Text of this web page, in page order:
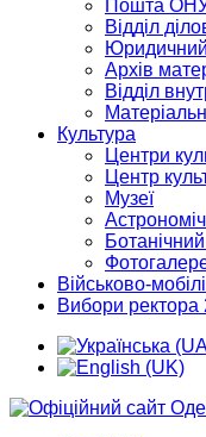
Пошта
Відділ
Юридичний
Архів
Відділ
Культура
Центри
Центр
Музеї
Військово-
Вибори ректора